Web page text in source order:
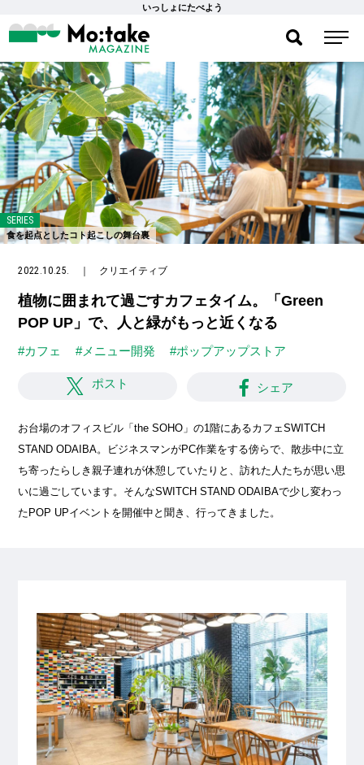
いっしょにたべよう
SERIES
食を起点としたコト起こしの舞台裏
2022.10.25. クリエイティブ
植物に囲まれて過ごすカフェタイム。「Green
POP UP」で、人と緑がもっと近くなる
#カフェ #メニュー開発 #ポップアップストア
ポスト シェア
お台場のオフィスビル「the SOHO」の1階にあるカフェSWITCH
STAND ODAIBA。ビジネスマンがPC作業をする傍らで、散歩中に立
ち寄ったらしき親子連れが休憩していたりと、訪れた人たちが思い思
いに過ごしています。そんなSWITCH STAND ODAIBAで少し変わっ
たPOP UPイベントを開催中と聞き、行ってきました。